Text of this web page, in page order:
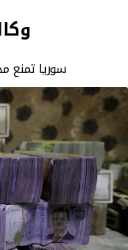
سوريا تمنع